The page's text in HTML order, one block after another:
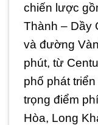
chiến lược
Thành – Dầy
và đường
phút, từ
phố phát
trọng điểm
Hòa, Long